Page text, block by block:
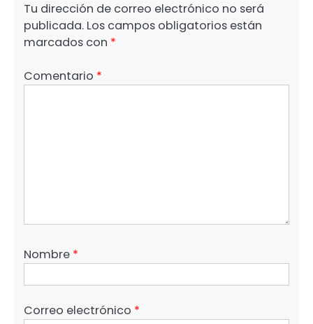
Tu dirección de correo electrónico no será
publicada. Los campos obligatorios están
marcados con *
Comentario *
Nombre *
Correo electrónico *